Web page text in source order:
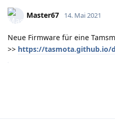
Master67 14. Mai 2021
Neue Firmware für eine
>> https://tasmota.github.io/